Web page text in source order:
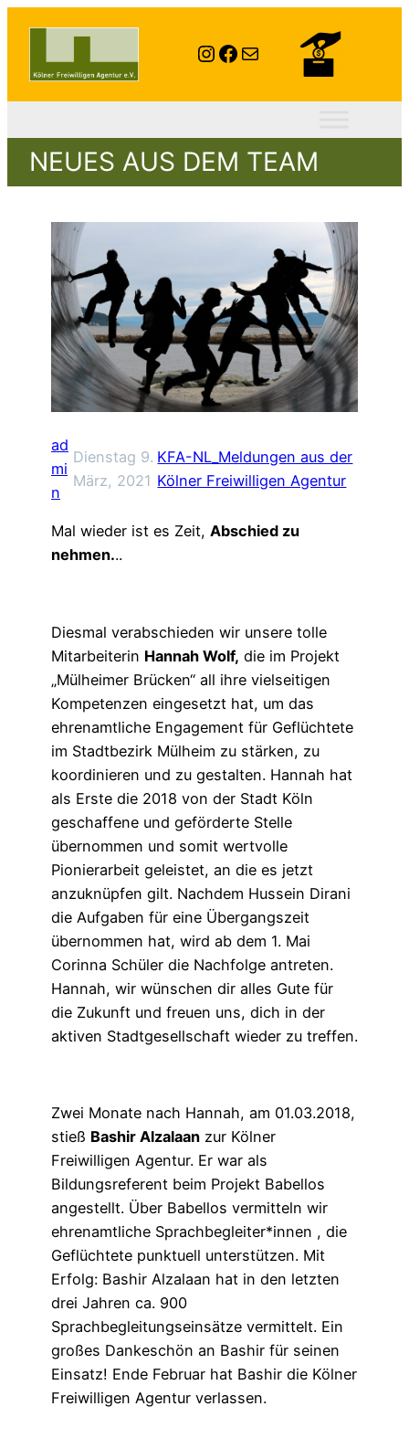
Instagram
Facebook
E-Mail
NEUES AUS DEM TEAM
ad
mi
n
Dienstag 9.
März, 2021
KFA-NL_Meldungen aus der
Kölner Freiwilligen Agentur
Mal wieder ist es Zeit, Abschied zu
nehmen...
Diesmal verabschieden wir unsere tolle
Mitarbeiterin Hannah Wolf, die im Projekt
„Mülheimer Brücken“ all ihre vielseitigen
Kompetenzen eingesetzt hat, um das
ehrenamtliche Engagement für Geflüchtete
im Stadtbezirk Mülheim zu stärken, zu
koordinieren und zu gestalten. Hannah hat
als Erste die 2018 von der Stadt Köln
geschaffene und geförderte Stelle
übernommen und somit wertvolle
Pionierarbeit geleistet, an die es jetzt
anzuknüpfen gilt. Nachdem Hussein Dirani
die Aufgaben für eine Übergangszeit
übernommen hat, wird ab dem 1. Mai
Corinna Schüler die Nachfolge antreten.
Hannah, wir wünschen dir alles Gute für
die Zukunft und freuen uns, dich in der
aktiven Stadtgesellschaft wieder zu treffen.
Zwei Monate nach Hannah, am 01.03.2018,
stieß Bashir Alzalaan zur Kölner
Freiwilligen Agentur. Er war als
Bildungsreferent beim Projekt Babellos
angestellt. Über Babellos vermitteln wir
ehrenamtliche Sprachbegleiter*innen , die
Geflüchtete punktuell unterstützen. Mit
Erfolg: Bashir Alzalaan hat in den letzten
drei Jahren ca. 900
Sprachbegleitungseinsätze vermittelt. Ein
großes Dankeschön an Bashir für seinen
Einsatz! Ende Februar hat Bashir die Kölner
Freiwilligen Agentur verlassen.